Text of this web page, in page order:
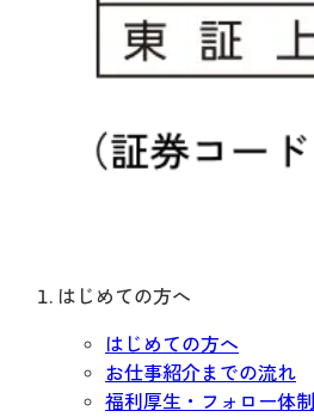
はじめての方へ
はじめての方へ
お仕事紹介までの流れ
福利厚生・フォロー体制